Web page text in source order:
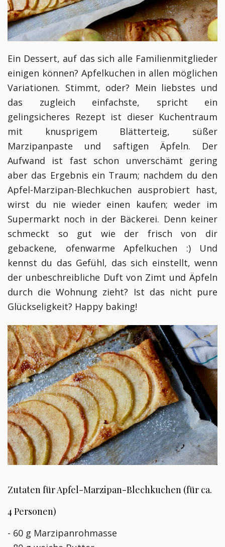
Ein Dessert, auf das sich alle Familienmitglieder
einigen können? Apfelkuchen in allen möglichen
Variationen. Stimmt, oder? Mein liebstes und
das zugleich einfachste, spricht ein
gelingsicheres Rezept ist dieser Kuchentraum
mit knusprigem Blätterteig, süßer
Marzipanpaste und saftigen Äpfeln. Der
Aufwand ist fast schon unverschämt gering
aber das Ergebnis ein Traum; nachdem du den
Apfel-Marzipan-Blechkuchen ausprobiert hast,
wirst du nie wieder einen kaufen; weder im
Supermarkt noch in der Bäckerei. Denn keiner
schmeckt so gut wie der frisch von dir
gebackene, ofenwarme Apfelkuchen :) Und
kennst du das Gefühl, das sich einstellt, wenn
der unbeschreibliche Duft von Zimt und Äpfeln
durch die Wohnung zieht? Ist das nicht pure
Glückseligkeit? Happy baking!
Zutaten für Apfel-Marzipan-Blechkuchen (für ca.
4 Personen)
- 60 g Marzipanrohmasse